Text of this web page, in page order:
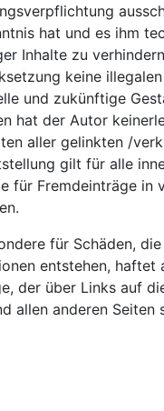
hat und es ihm
Inhalte zu
keine
und zukünftige
hat der Autor
aller gelinkten /
gilt für alle
für Fremdeinträge in
für Schäden,
entstehen, haftet
der über Links auf
allen anderen Seiten